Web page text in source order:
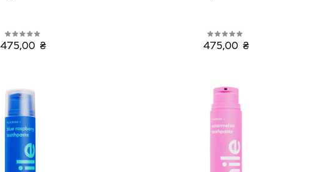
475,00 ₴ 475,00 ₴